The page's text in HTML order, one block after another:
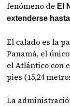
fenómeno de El
extenderse
El calado es la
Panamá, el
el Atlántico con
pies (15,24
La